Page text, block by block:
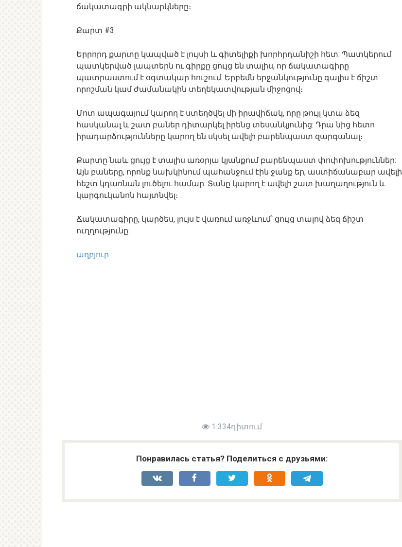
ճակատագրի ակնարկները։
Քարտ #3
Երրորդ քարտը կապված է լույսի և գիտելիքի խորհրդանիշի հետ: Պատկերում
պատկերված լապտերն ու գիրքը ցույց են տալիս, որ ճակատագիրը
պատրաստում է օգտակար հուշում: Երբեմն երջանկությունը գալիս է ճիշտ
որոշման կամ ժամանակին տեղեկատվության միջոցով։
Մոտ ապագայում կարող է ստեղծվել մի իրավիճակ, որը թույլ կտա ձեզ
հասկանալ և շատ բաներ դիտարկել իրենց տեսանկյունից: Դրա նից հետո
իրադարձությունները կարող են սկսել ավելի բարենպաստ զարգանալ։
Քարտը նաև ցույց է տալիս առօրյա կյանքում բարենպաստ փոփոխություններ:
Այն բաները, որոնք նախկինում պահանջում էին ջանք եր, աստիճանաբար ավելի
հեշտ կդառնան լուծելու համար: Տանը կարող է ավելի շատ խաղաղություն և
կարգուկանոն հայտնվել։
Ճակատագիրը, կարծես, լույս է վառում առջևում՝ ցույց տալով ձեզ ճիշտ
ուղղությունը:
աղբյուր
1 334դիտում
Понравилась статья? Поделиться с друзьями: